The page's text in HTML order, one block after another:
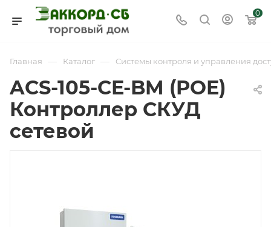
0
Главная — Каталог — Системы контроля и управления
ACS-105-CE-BM (POE)
Контроллер СКУД
сетевой